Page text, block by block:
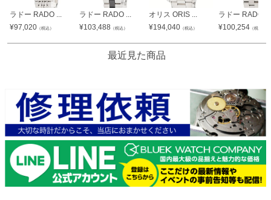
ラドー RADO ...
¥97,020 （税込）
ラドー RADO ...
¥103,488 （税込）
オリス ORIS ...
¥194,040 （税込）
ラドー RADO ...
¥100,254 （税込）
最近見た商品